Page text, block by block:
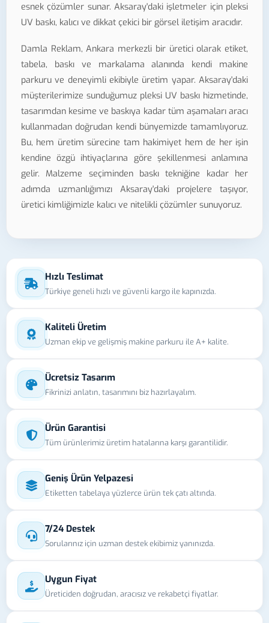
esnek çözümler sunar. Aksaray'daki işletmeler için pleksi
UV baskı, kalıcı ve dikkat çekici bir görsel iletişim aracıdır.
Damla Reklam, Ankara merkezli bir üretici olarak etiket,
tabela, baskı ve markalama alanında kendi makine
parkuru ve deneyimli ekibiyle üretim yapar. Aksaray'daki
müşterilerimize sunduğumuz pleksi UV baskı hizmetinde,
tasarımdan kesime ve baskıya kadar tüm aşamaları aracı
kullanmadan doğrudan kendi bünyemizde tamamlıyoruz.
Bu, hem üretim sürecine tam hakimiyet hem de her işin
kendine özgü ihtiyaçlarına göre şekillenmesi anlamına
gelir. Malzeme seçiminden baskı tekniğine kadar her
adımda uzmanlığımızı Aksaray'daki projelere taşıyor,
üretici kimliğimizle kalıcı ve nitelikli çözümler sunuyoruz.
Hızlı Teslimat
Türkiye geneli hızlı ve güvenli kargo ile kapınızda.
Kaliteli Üretim
Uzman ekip ve gelişmiş makine parkuru ile A+ kalite.
Ücretsiz Tasarım
Fikrinizi anlatın, tasarımını biz hazırlayalım.
Ürün Garantisi
Tüm ürünlerimiz üretim hatalarına karşı garantilidir.
Geniş Ürün Yelpazesi
Etiketten tabelaya yüzlerce ürün tek çatı altında.
7/24 Destek
Sorularınız için uzman destek ekibimiz yanınızda.
Uygun Fiyat
Üreticiden doğrudan, aracısız ve rekabetçi fiyatlar.